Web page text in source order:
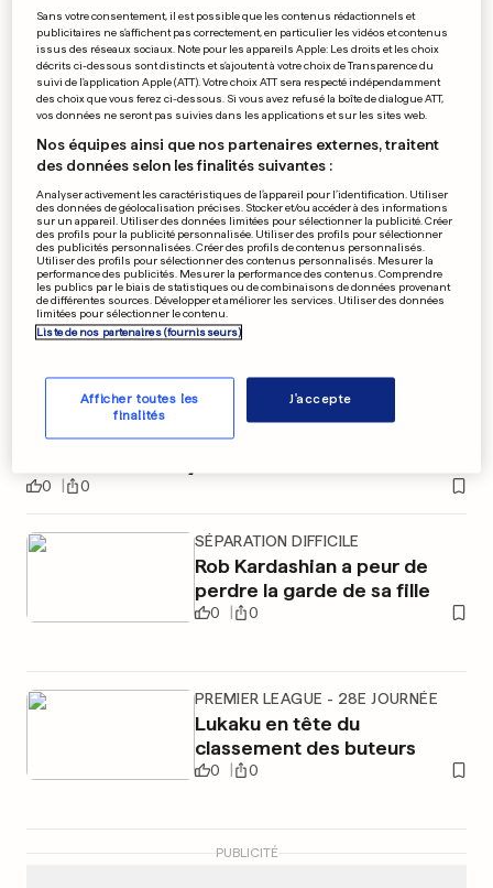
PUBLICITÉ
BUNDESLIGA - 24E JOURNÉE
L'incroyable tacle défensif qui
0 0
SÉPARATION DIFFICILE
Rob Kardashian a peur de
perdre la garde de sa fille
0 0
PREMIER LEAGUE - 28E JOURNÉE
Lukaku en tête du
classement des buteurs
0 0
PUBLICITÉ
Sans votre consentement, il est possible que les contenus rédactionnels et
publicitaires ne s'affichent pas correctement, en particulier les vidéos et contenus
issus des réseaux sociaux. Note pour les appareils Apple: Les droits et les choix
décrits ci-dessous sont distincts et s'ajoutent à votre choix de Transparence du
suivi de l'application Apple (ATT). Votre choix ATT sera respecté indépendamment
des choix que vous ferez ci-dessous. Si vous avez refusé la boîte de dialogue ATT,
vos données ne seront pas suivies dans les applications et sur les sites web.
Nos équipes ainsi que nos partenaires externes, traitent
des données selon les finalités suivantes :
Analyser activement les caractéristiques de l’appareil pour l’identification. Utiliser
des données de géolocalisation précises. Stocker et/ou accéder à des informations
sur un appareil. Utiliser des données limitées pour sélectionner la publicité. Créer
des profils pour la publicité personnalisée. Utiliser des profils pour sélectionner
des publicités personnalisées. Créer des profils de contenus personnalisés.
Utiliser des profils pour sélectionner des contenus personnalisés. Mesurer la
performance des publicités. Mesurer la performance des contenus. Comprendre
les publics par le biais de statistiques ou de combinaisons de données provenant
de différentes sources. Développer et améliorer les services. Utiliser des données
limitées pour sélectionner le contenu.
Liste de nos partenaires (fournisseurs)
Afficher toutes les
finalités
J'accepte